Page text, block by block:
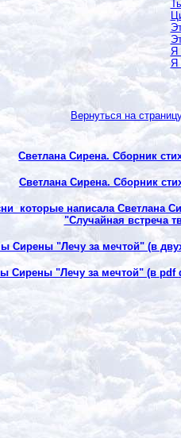
Я
Я
Вернуться на
Светлана Сирена. Сборник
Светлана Сирена. Сборник
которые написала Светлана
"Случайная встреча
Сирены "Лечу за мечтой" (в
Сирены "Лечу за мечтой" (в pdf